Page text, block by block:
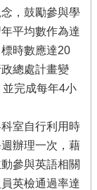
，鼓勵參與學
平均數作為達
時數應達20
總處計畫變
完成每年4小
室自行利用時
辦理一次，藉
參與英語相關
英檢通過率達